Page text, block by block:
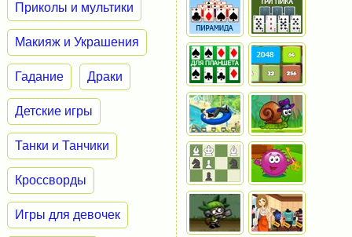
Приколы и мультики
Макияж и Украшения
Гадание Драки
Детские игры
Танки и Танчики
Кроссворды
Игры для девочек